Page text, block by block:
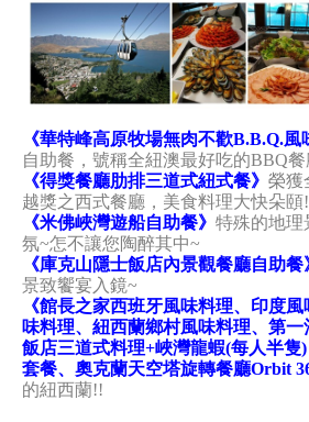
《華特峰高原牧場無肉不歡B.B.Q.風
自助餐，號稱全紐澳最好吃的BBQ餐
《得獎餐廳肋排三道式紐式餐》 榮獲
越獎之西式餐廳，美食料理大快朵頤!
《米佛峽灣遊船自助餐》 特殊的地理
氛~怎不讓您陶醉其中~
《庫克山隱士飯店內景觀餐廳自助餐
景致饗宴入鏡~
《館長之家西班牙風味料理、印度
味料理、紐西蘭鄉村風味料理、第
飯店三道式料理+峽灣龍蝦(每人半隻
套餐、奧克蘭天空塔旋轉餐廳Orbit
的紐西蘭!!